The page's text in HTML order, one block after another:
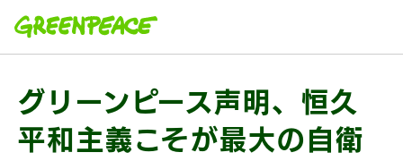
グリーンピース声明、恒久
平和主義こそが最大の自衛